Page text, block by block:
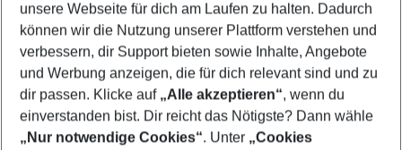
Familienurlaub Trogir
Flug & Hotel Trogir
Frübucher Angebote Trogir für 2026
unsere Webseite für dich am Laufen zu halten. Dadurch
können wir die Nutzung unserer Plattform verstehen und
verbessern, dir Support bieten sowie Inhalte, Angebote
und Werbung anzeigen, die für dich relevant sind und zu
dir passen. Klicke auf „Alle akzeptieren“, wenn du
einverstanden bist. Dir reicht das Nötigste? Dann wähle
„Nur notwendige Cookies“. Unter „Cookies